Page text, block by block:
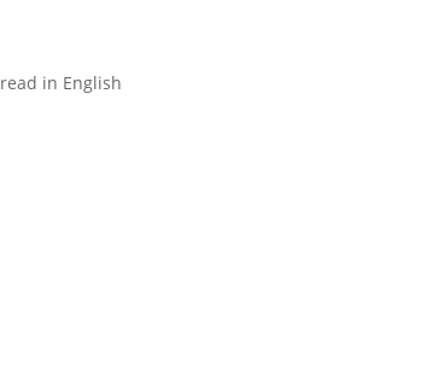
read in English